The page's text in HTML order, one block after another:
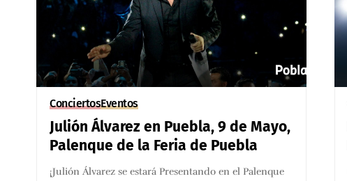
ConciertosEventos
Julión Álvarez en Puebla, 9 de Mayo,
Palenque de la Feria de Puebla
¡Julión Álvarez se estará Presentando en el Palenque